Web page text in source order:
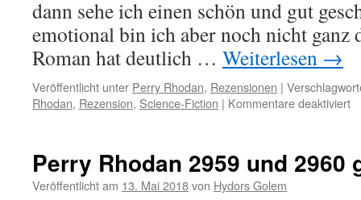
dann sehe ich einen schön und gut
emotional bin ich aber noch nicht ganz
Roman hat deutlich … Weiterlesen →
Veröffentlicht unter Perry Rhodan, Rezensionen |
Rhodan, Rezension, Science-Fiction | Kommentare deaktiviert
Perry Rhodan 2959 und
Veröffentlicht am 13. Mai 2018von Hydors Golem